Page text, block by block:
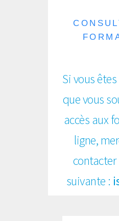
Si vous
que vous
accès aux
ligne,
contacter
suivante :